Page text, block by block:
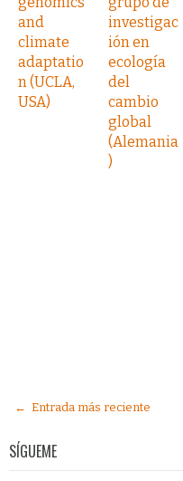
and
climate
adaptatio
n (UCLA,
USA)
investigac
ión en
ecología
del
cambio
global
(Alemania
)
← Entrada más reciente
SÍGUEME